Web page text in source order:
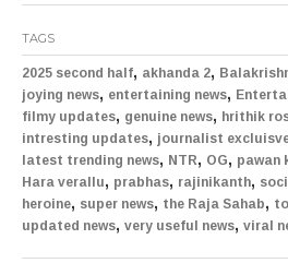
TAGS
2025 second half, akhanda 2,
joying news, entertaining news,
filmy updates, genuine news, hrithik
intresting updates, journalist
latest trending news, NTR, OG, pawan
Hara verallu, prabhas, rajinikanth,
heroine, super news, the Raja Sahab,
updated news, very useful news, viral